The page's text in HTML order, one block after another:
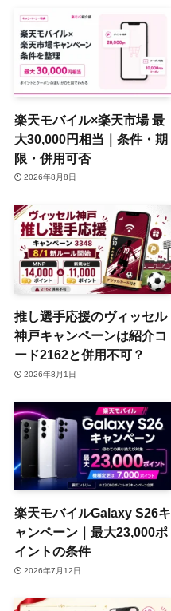
楽天モバイル×楽天市場 最
大30,000円相当｜条件・期
限・併用可否
2026年8月8日
推し選手応援のヴィッセル
神戸キャンペーンは紹介コ
ード2162と併用不可？
2026年8月1日
楽天モバイルGalaxy S26キ
ャンペーン｜最大23,000ポ
イントの条件
2026年7月12日